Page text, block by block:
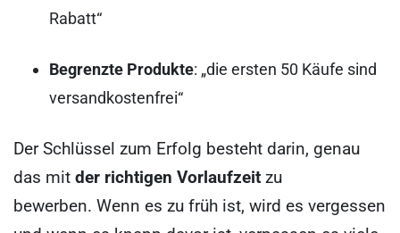
Rabatt“
Begrenzte Produkte: „die ersten 50 Käufe sind
versandkostenfrei“
Der Schlüssel zum Erfolg besteht darin, genau
das mit der richtigen Vorlaufzeit zu
bewerben. Wenn es zu früh ist, wird es vergessen